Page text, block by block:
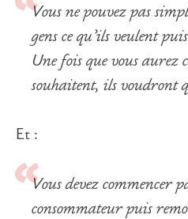
Vous ne pouvez pas
gens ce qu’ils veulent
Une fois que vous aurez
souhaitent, ils voudront
Et :
Vous devez commencer
consommateur puis